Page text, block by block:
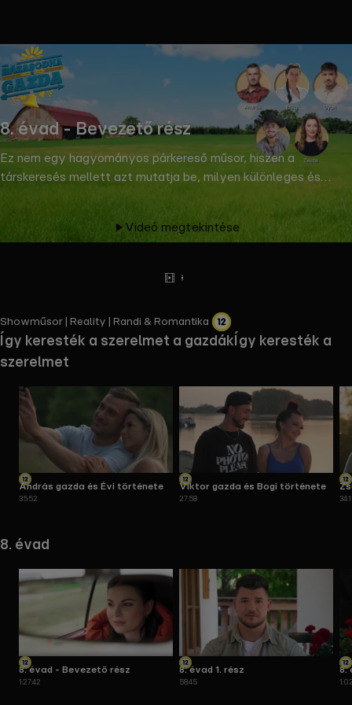
page
8. évad - Bevezető rész
Ez nem egy hagyományos párkereső műsor, hiszen a
társkeresés mellett azt mutatja be, milyen különleges és
kapcsolódnak az állattartással járó teendők és a
mezőgazdasági munkák, amihez egy gazdának vagy
a mindennapokból. © RTL Magyarország
Videó megtekintése
Előzetes
Showműsor | Reality | Randi & Romantika​
Így keresték a szerelmet a gazdák Így keresték a
szerelmet
András gazda és Évi története
35:52
Viktor gazda és Bogi története
27:58
8. évad
8. évad - Bevezető rész
1:27:42
8. évad 1. rész
58:45
8.